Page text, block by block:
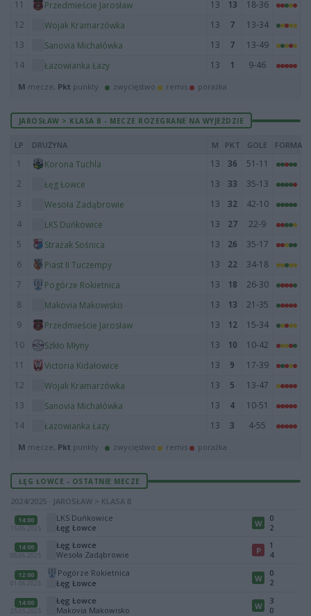
11 Przedmieście Jarosław 13 13
18-36
12
Wojak Kramarzówka 13 7
13-34
13
Sanovia Michałówka 13 7
13-49
14
Łazowianka Łazy 13 1 9-46
M mecze, Pkt punkty · zwycięstwo remis porażka
JAROSŁAW > KLASA B - MECZE ROZEGRANE NA WYJEŹDZIE
LP DRUŻYNA M PKT GOLE FORMA
1 Korona Tuchla 13 36
51-11
2
Łęg Łowce 13 33
35-13
3
Wesoła Zadąbrowie 13 32
42-10
4
LKS Duńkowice 13 27
22-9
5
Strażak Sośnica 13 26
35-17
6
Piast II Tuczempy 13 22
34-18
7
Pogórze Rokietnica 13 18
26-30
8
Makovia Makowisko 13 13
21-35
9
Przedmieście Jarosław 13 12
15-34
10
Szkło Młyny 13 10
10-42
11
Victoria Kidałowice 13 9
17-39
12
Wojak Kramarzówka 13 5
13-47
13
Sanovia Michałówka 13 4
10-51
14
Łazowianka Łazy 13 3 4-55
M mecze, Pkt punkty · zwycięstwo remis porażka
ŁĘG ŁOWCE - OSTATNIE MECZE
2024/2025 · JAROSŁAW > KLASA B
14:00
15.06.2025
LKS Duńkowice
Łęg Łowce
W
0
2
14:00
08.06.2025
Łęg Łowce
Wesoła Zadąbrowie
P
1
4
12:00
01.06.2025
Pogórze Rokietnica
Łęg Łowce
W
0
2
14:00
25.05.2025
Łęg Łowce
Makovia Makowisko
W
3
0